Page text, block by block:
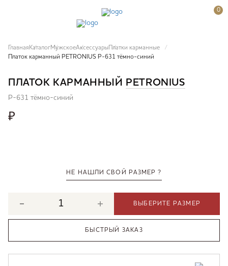
0
Главная КаталогМужскоеАксессуары Платки карманные
Платок карманный PETRONIUS P-631 тёмно-синий
ПЛАТОК КАРМАННЫЙ PETRONIUS
P-631 тёмно-синий
₽
НЕ НАШЛИ СВОЙ РАЗМЕР ?
ВЫБЕРИТЕ РАЗМЕР
БЫСТРЫЙ ЗАКАЗ